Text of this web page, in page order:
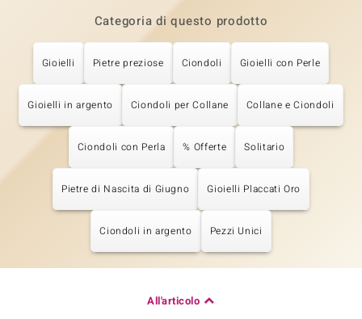
Categoria di questo prodotto
Gioielli Pietre preziose Ciondoli Gioielli con Perle
Gioielli in argento Ciondoli per Collane Collane e Ciondoli
Ciondoli con Perla % Offerte Solitario
Pietre di Nascita di Giugno Gioielli Placcati Oro
Ciondoli in argento Pezzi Unici
All'articolo